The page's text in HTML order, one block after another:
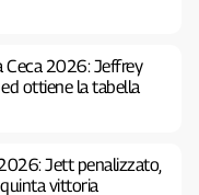
Ceca 2026: Jeffrey
ottiene la tabella
Jett penalizzato,
vittoria